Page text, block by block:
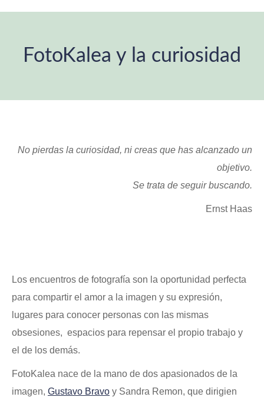
FotoKalea y la curiosidad
No pierdas la curiosidad, ni creas que has alcanzado un
objetivo.
Se trata de seguir buscando.
Ernst Haas
Los encuentros de fotografía son la oportunidad perfecta
para compartir el amor a la imagen y su expresión,
lugares para conocer personas con las mismas
obsesiones, espacios para repensar el propio trabajo y
el de los demás.
FotoKalea nace de la mano de dos apasionados de la
imagen, Gustavo Bravo y Sandra Remon, que dirigien